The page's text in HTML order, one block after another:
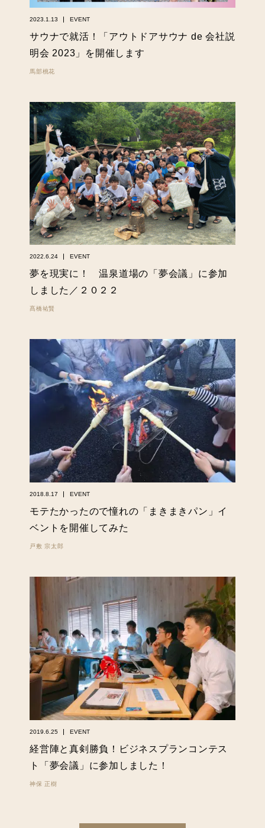
2023.1.13 EVENT
サウナで就活！「アウトドアサウナ de 会社説
明会 2023」を開催します
馬部桃花
2022.6.24 EVENT
夢を現実に！ 温泉道場の「夢会議」に参加
しました／２０２２
髙橋祐賢
2018.8.17 EVENT
モテたかったので憧れの「まきまきパン」イ
ベントを開催してみた
戸敷 宗太郎
2019.6.25 EVENT
経営陣と真剣勝負！ビジネスプランコンテス
ト「夢会議」に参加しました！
神保 正樹